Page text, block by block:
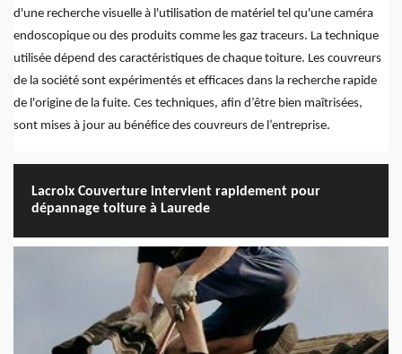
d'une recherche visuelle à l'utilisation de matériel tel qu'une caméra
endoscopique ou des produits comme les gaz traceurs. La technique
utilisée dépend des caractéristiques de chaque toiture. Les couvreurs
de la société sont expérimentés et efficaces dans la recherche rapide
de l'origine de la fuite. Ces techniques, afin d’être bien maîtrisées,
sont mises à jour au bénéfice des couvreurs de l’entreprise.
Lacroix Couverture intervient rapidement pour
dépannage toiture à Laurede